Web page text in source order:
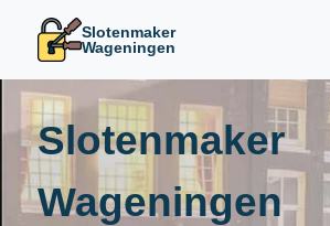
Slotenmaker
Wageningen
Slotenmaker
Wageningen